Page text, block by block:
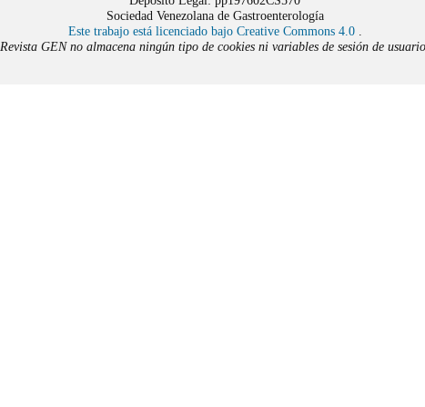
Sociedad Venezolana de Gastroenterología
Este trabajo está licenciado bajo Creative Commons 4.0
Revista GEN no almacena ningún tipo de cookies ni variables de sesión de